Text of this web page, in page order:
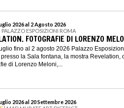
2026 al 2 Agosto 2026
| PALAZZO ESPOSIZIONI ROMA
FOTOGRAFIE DI LORENZO
fino al 2 agosto 2026 Palazzo
la Sala fontana, la mostra Revelation,
di Lorenzo Meloni,...
2026 al 20 Settembre 2026